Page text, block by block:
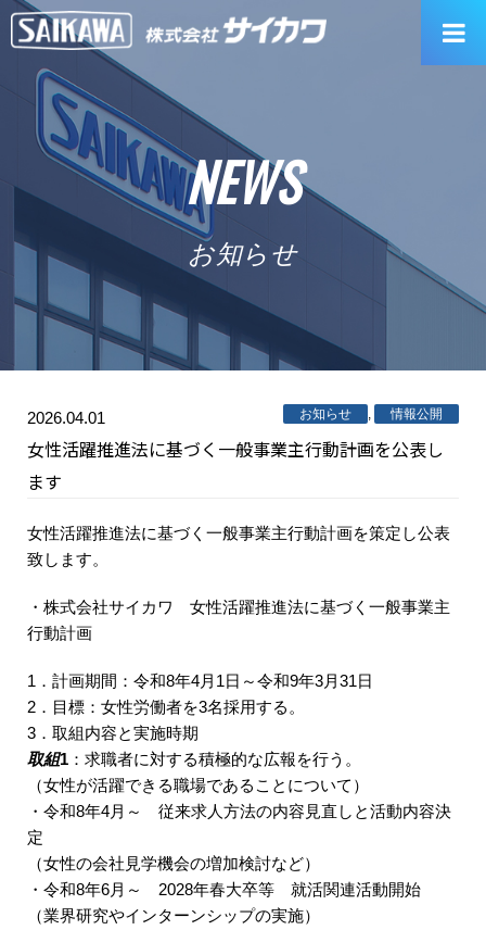
Skip
NEWS
お知らせ
2026.04.01 お知らせ 情報公開
女性活躍推進法に基づく一般事業主行動計画を公表し
ます
女性活躍推進法に基づく一般事業主行動計画を策定し公表
致します。
・株式会社サイカワ 女性活躍推進法に基づく一般事業主
行動計画
1．計画期間：令和8年4月1日～令和9年3月31日
2．目標：女性労働者を3名採用する。
3．取組内容と実施時期
取組1 ：求職者に対する積極的な広報を行う。
（女性が活躍できる職場であることについて）
・令和8年4月～ 従来求人方法の内容見直しと活動内容決
定
（女性の会社見学機会の増加検討など）
・令和8年6月～ 2028年春大卒等 就活関連活動開始
（業界研究やインターンシップの実施）